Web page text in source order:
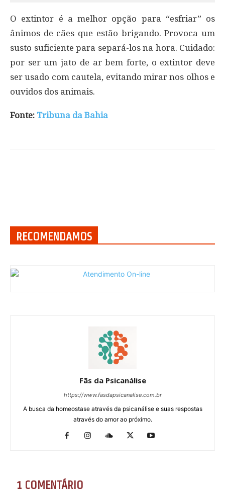
O extintor é a melhor opção para “esfriar” os
ânimos de cães que estão brigando. Provoca um
susto suficiente para separá-los na hora. Cuidado:
por ser um jato de ar bem forte, o extintor deve
ser usado com cautela, evitando mirar nos olhos e
ouvidos dos animais.
Fonte: Tribuna da Bahia
RECOMENDAMOS
Fãs da Psicanálise
https://www.fasdapsicanalise.com.br
A busca da homeostase através da psicanálise e suas respostas
através do amor ao próximo.
1 COMENTÁRIO